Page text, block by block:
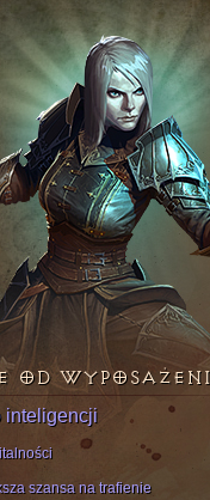
OD
inteligencji
szansa na trafienie